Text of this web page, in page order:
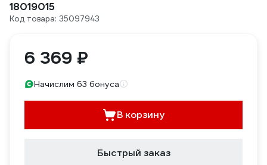
18019015
Код товара: 35097943
6 369 ₽
Начислим 63 бонуса
В корзину
Быстрый заказ